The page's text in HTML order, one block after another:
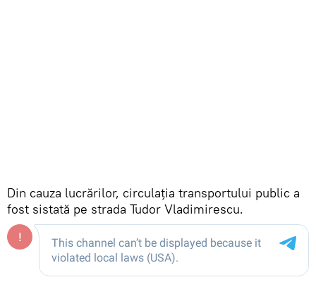
Din cauza lucrărilor, circulația transportului public a
fost sistată pe strada Tudor Vladimirescu.